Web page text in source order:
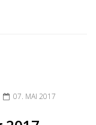
07. MAI 2017